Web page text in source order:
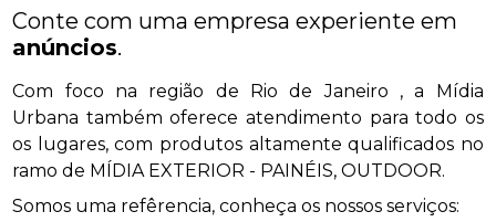
Conte com uma empresa experiente em
anúncios.
Com foco na região de Rio de Janeiro , a Mídia
Urbana também oferece atendimento para todo os
os lugares, com produtos altamente qualificados no
ramo de MÍDIA EXTERIOR - PAINÉIS, OUTDOOR.
Somos uma refêrencia, conheça os nossos serviços: